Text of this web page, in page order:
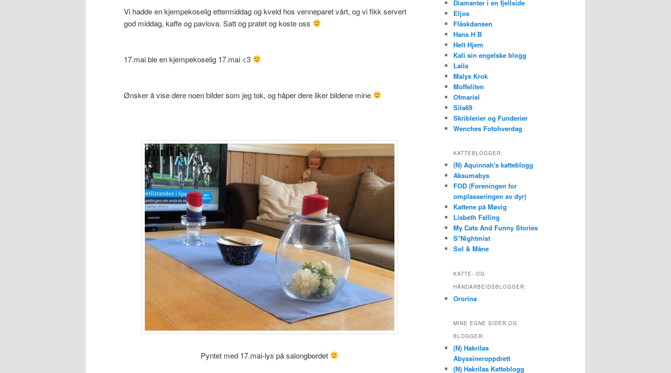
Vi hadde en kjempekoselig ettermiddag og kveld hos venneparet vårt, og vi fikk servert
god middag, kaffe og pavlova. Satt og pratet og koste oss
17.mai ble en kjempekoselig 17.mai <3
Ønsker å vise dere noen bilder som jeg tok, og håper dere liker bildene mine
Pyntet med 17.mai-lys på salongbordet
Diamanter i en fjellside
Eljos
Fläskdansen
Hans H B
Helt Hjem
Kali sin engelske blogg
Laila
Malys Krok
Moffeliten
Ofmariel
Sila69
Skriblerier og Funderier
Wenches Fotohverdag
KATTEBLOGGER:
(N) Aquinnah's katteblogg
Aksumabys
FOD (Foreningen for
omplasseringen av dyr)
Kattene på Møvig
Lisbeth Falling
My Cats And Funny Stories
S*Nightmist
Sol & Måne
KATTE- OG
HÅNDARBEIDSBLOGGER:
Ororina
MINE EGNE SIDER OG
BLOGGER:
(N) Hakrilas
Abyssineroppdrett
(N) Hakrilas Katteblogg